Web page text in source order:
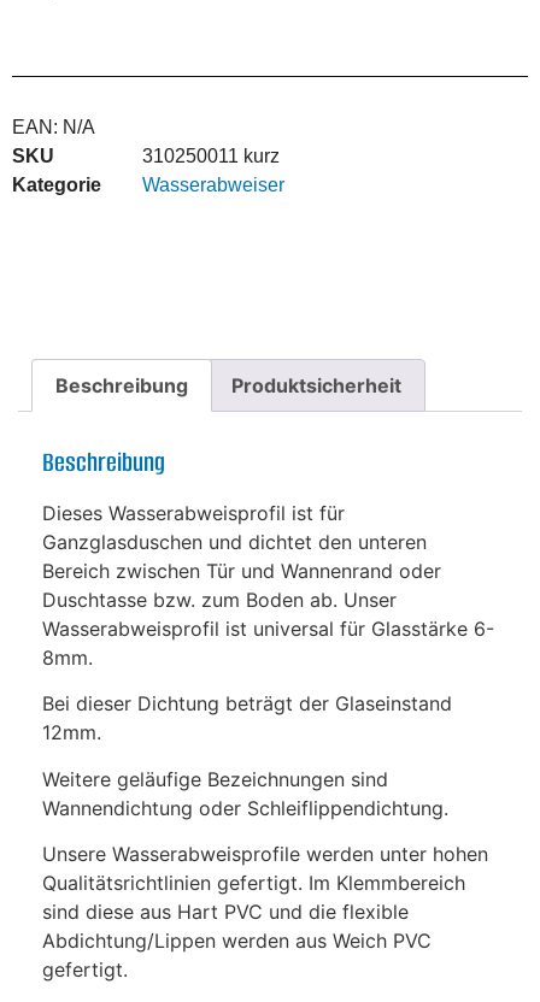
EAN: N/A
SKU
310250011 kurz
Kategorie
Wasserabweiser
Beschreibung Produktsicherheit
Beschreibung
Dieses Wasserabweisprofil ist für
Ganzglasduschen und dichtet den unteren
Bereich zwischen Tür und Wannenrand oder
Duschtasse bzw. zum Boden ab. Unser
Wasserabweisprofil ist universal für Glasstärke 6-
8mm.
Bei dieser Dichtung beträgt der Glaseinstand
12mm.
Weitere geläufige Bezeichnungen sind
Wannendichtung oder Schleiflippendichtung.
Unsere Wasserabweisprofile werden unter hohen
Qualitätsrichtlinien gefertigt. Im Klemmbereich
sind diese aus Hart PVC und die flexible
Abdichtung/Lippen werden aus Weich PVC
gefertigt.